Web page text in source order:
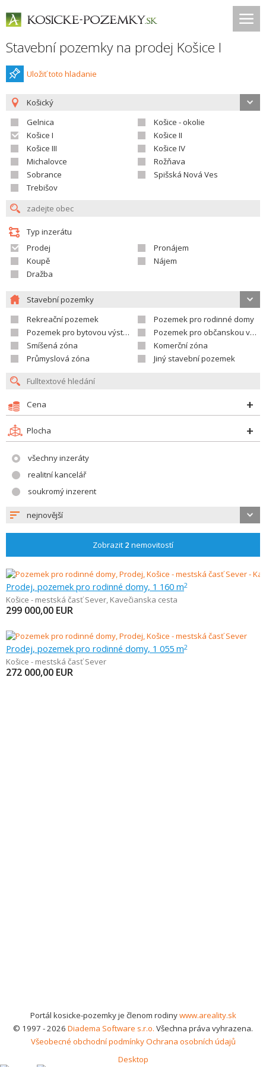
Stavební pozemky na prodej Košice I
Uložiť toto hladanie
Košický
Gelnica
Košice - okolie
Košice I
Košice II
Košice III
Košice IV
Michalovce
Rožňava
Sobrance
Spišská Nová Ves
Trebišov
Typ inzerátu
Prodej
Pronájem
Koupě
Nájem
Dražba
Stavební pozemky
Rekreační pozemek
Pozemek pro rodinné domy
Pozemek pro bytovou výstavbu
Pozemek pro občanskou vybavenost
Smíšená zóna
Komerční zóna
Průmyslová zóna
Jiný stavební pozemek
Cena
Plocha
všechny inzeráty
realitní kancelář
soukromý inzerent
nejnovější
Zobrazit 2 nemovitostí
Prodej, pozemek pro rodinné domy, 1 160 m2
Košice - mestská časť Sever, Kavečianska cesta
299 000,00 EUR
Prodej, pozemek pro rodinné domy, 1 055 m2
Košice - mestská časť Sever
272 000,00 EUR
Portál kosicke-pozemky je členom rodinywww.areality.sk
© 1997 - 2026 Diadema Software s.r.o. Všechna práva vyhrazena.
Všeobecné obchodní podmínkyOchrana osobních údajů
Desktop